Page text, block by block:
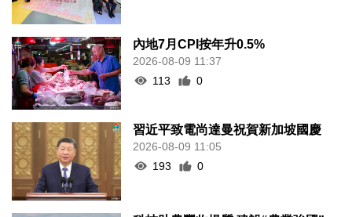
內地7月CPI按年升0.5%
2026-08-09 11:37
113
0
習近平致電尚達曼祝賀新加坡國慶
2026-08-09 11:05
193
0